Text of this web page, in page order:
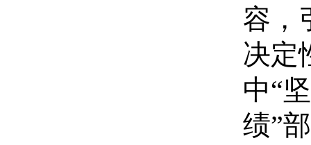
容，
决定
中“
绩”